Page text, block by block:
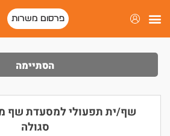
פרסום משרות
הסתיימה
שף/ית תפעולי למסעדת שף
סגולה